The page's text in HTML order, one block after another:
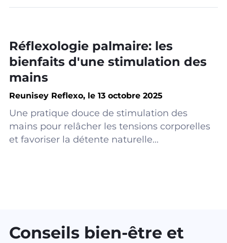
Réflexologie palmaire: les
bienfaits d'une stimulation des
mains
Reunisey Reflexo, le 13 octobre 2025
Une pratique douce de stimulation des
mains pour relâcher les tensions corporelles
et favoriser la détente naturelle...
Conseils bien-être et